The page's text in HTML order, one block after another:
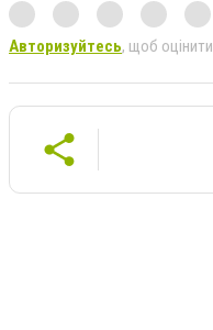
Авторизуйтесь, щоб оцінити